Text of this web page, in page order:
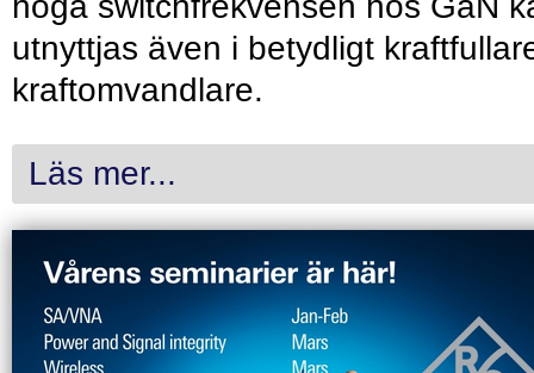
utnyttjas även i betydligt
kraftomvandlare.
Läs mer...